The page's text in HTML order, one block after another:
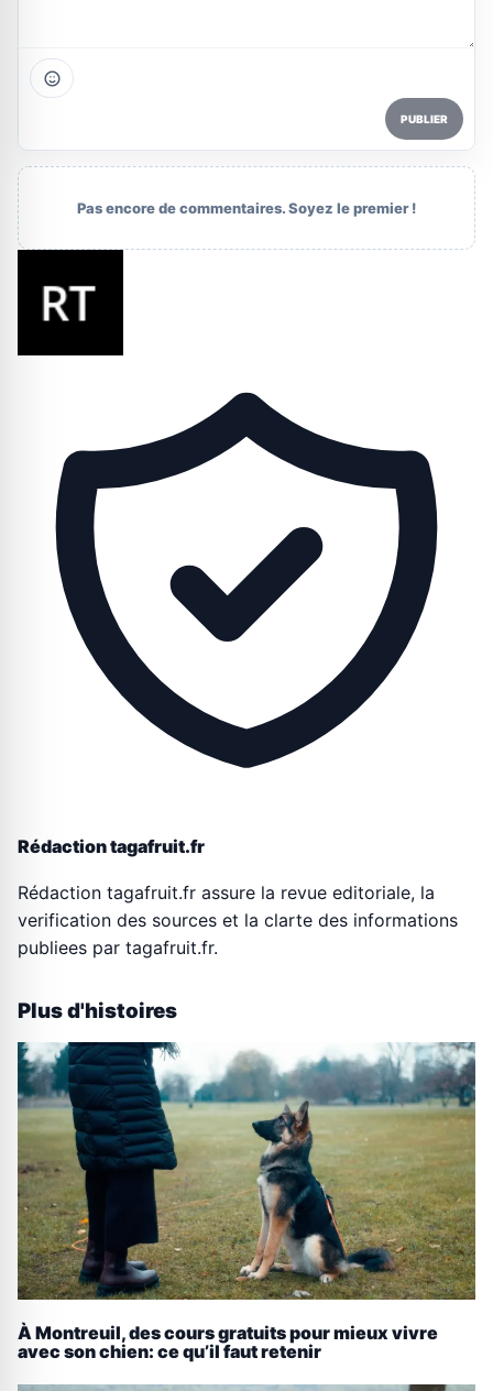
PUBLIER
Pas encore de commentaires. Soyez le premier !
Rédaction tagafruit.fr
Rédaction tagafruit.fr assure la revue editoriale, la
verification des sources et la clarte des informations
publiees par tagafruit.fr.
Plus d'histoires
À Montreuil, des cours gratuits pour mieux vivre
avec son chien: ce qu’il faut retenir